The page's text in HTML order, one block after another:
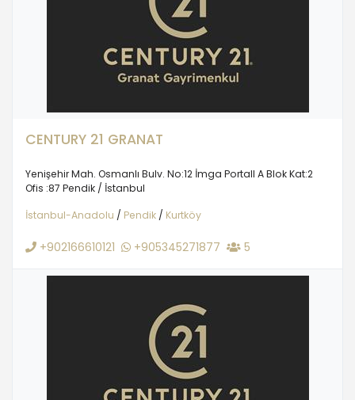
CENTURY 21 GRANAT
Yenişehir Mah. Osmanlı Bulv. No:12 İmga Portall A Blok Kat:2
Ofis :87 Pendik / İstanbul
İstanbul-Anadolu / Pendik / Kurtköy
+902166610121 +905345271877 5